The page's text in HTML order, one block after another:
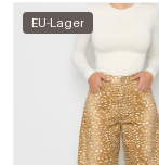
EU-Lager